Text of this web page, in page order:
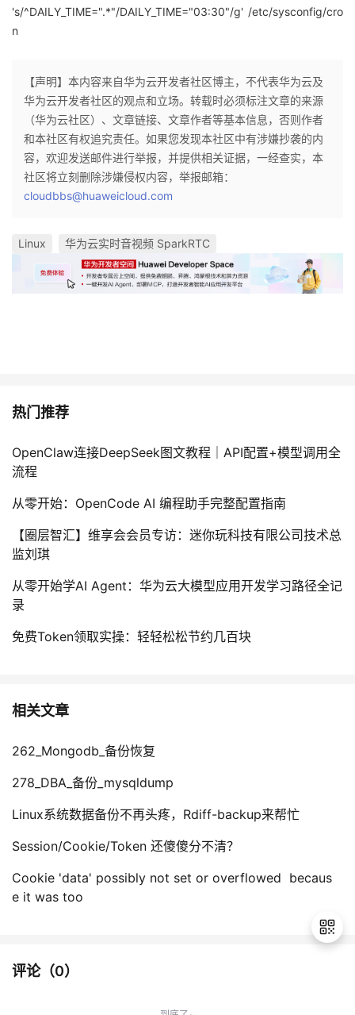
's/^DAILY_TIME=".*"/DAILY_TIME="03:30"/g' /etc/sysconfig/cro
n
【声明】本内容来自华为云开发者社区博主，不代表华为云及
华为云开发者社区的观点和立场。转载时必须标注文章的来源
（华为云社区）、文章链接、文章作者等基本信息，否则作者
和本社区有权追究责任。如果您发现本社区中有涉嫌抄袭的内
容，欢迎发送邮件进行举报，并提供相关证据，一经查实，本
社区将立刻删除涉嫌侵权内容，举报邮箱：
cloudbbs@huaweicloud.com
Linux 华为云实时音视频 SparkRTC
热门推荐
OpenClaw连接DeepSeek图文教程｜API配置+模型调用全
流程
从零开始：OpenCode AI 编程助手完整配置指南
【圈层智汇】维享会会员专访：迷你玩科技有限公司技术总
监刘琪
从零开始学AI Agent：华为云大模型应用开发学习路径全记
录
免费Token领取实操：轻轻松松节约几百块
相关文章
262_Mongodb_备份恢复
278_DBA_备份_mysqldump
Linux系统数据备份不再头疼，Rdiff-backup来帮忙
Session/Cookie/Token 还傻傻分不清？
Cookie 'data' possibly not set or overflowed becaus
e it was too
评论（0）